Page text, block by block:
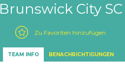
Brunswick City SC
Zu Favoriten hinzufügen
TEAM INFO BENACHRICHTIGUNGEN